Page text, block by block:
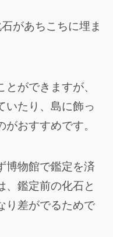
があちこちに埋ま
ができますが、
いたり、島に飾っ
おすすめです。
博物館で鑑定を済
、鑑定前の化石と
り差がでるためで